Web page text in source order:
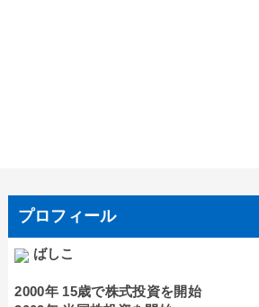
プロフィール
ばしこ
2000年 15歳で株式投資を開始